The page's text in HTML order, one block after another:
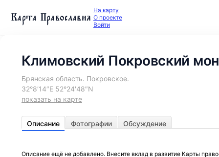
Карта Православия На карту
О проекте
Войти
Климовский Покровский
Брянская область. Покровское.
32°8′14″E 52°24′48″N
показать на карте
Описание Фотографии Обсуждение
Описание ещё не добавлено. Внесите вклад в развитие Карты